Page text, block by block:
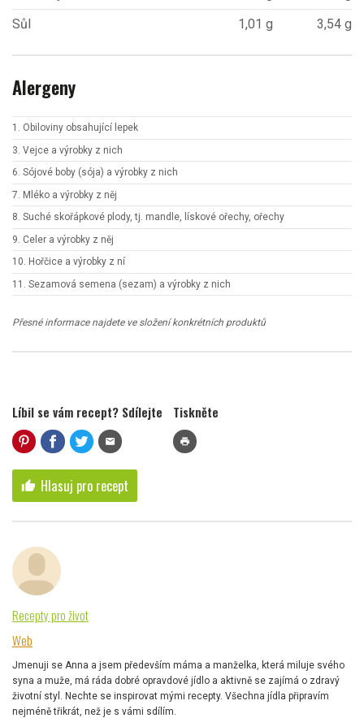
Sůl
1,01 g 3,54 g
Alergeny
1. Obiloviny obsahující lepek
3. Vejce a výrobky z nich
6. Sójové boby (sója) a výrobky z nich
7. Mléko a výrobky z něj
8. Suché skořápkové plody, tj. mandle, lískové ořechy, ořechy
9. Celer a výrobky z něj
10. Hořčice a výrobky z ní
11. Sezamová semena (sezam) a výrobky z nich
Přesné informace najdete ve složení konkrétních produktů
Líbil se vám recept? Sdílejte
mail
Tiskněte
print
thumb_up Hlasuj pro recept
Recepty pro život
Web
Jmenuji se Anna a jsem především máma a manželka, která miluje svého
syna a muže, má ráda dobré opravdové jídlo a aktivně se zajímá o zdravý
životní styl. Nechte se inspirovat mými recepty. Všechna jídla připravím
nejméně třikrát, než je s vámi sdílím.